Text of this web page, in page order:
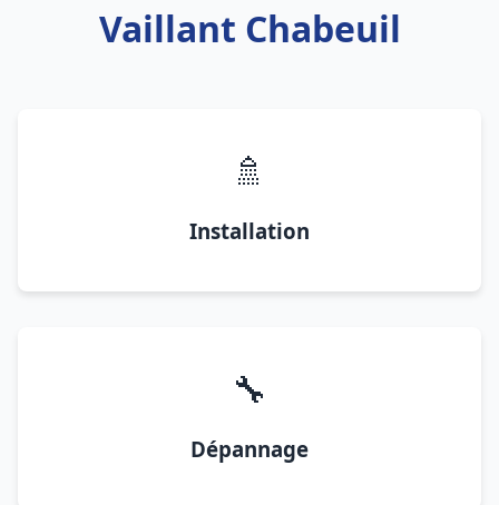
Vaillant Chabeuil
🚿
Installation
🔧
Dépannage